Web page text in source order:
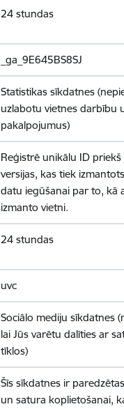
24 stundas
_ga_9E645BS8SJ
Statistikas sīkdatnes
uzlabotu vietnes darbību
pakalpojumus)
Reģistrē unikālu ID priekš
versijas, kas tiek
datu iegūšanai par to, kā
izmanto vietni.
24 stundas
uvc
Sociālo mediju sīkdatnes
lai Jūs varētu dalīties ar
tīklos)
Šīs sīkdatnes ir
un satura koplietošanai,